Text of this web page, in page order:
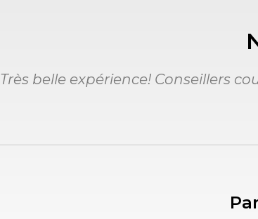
Très belle expérience! Conseillers